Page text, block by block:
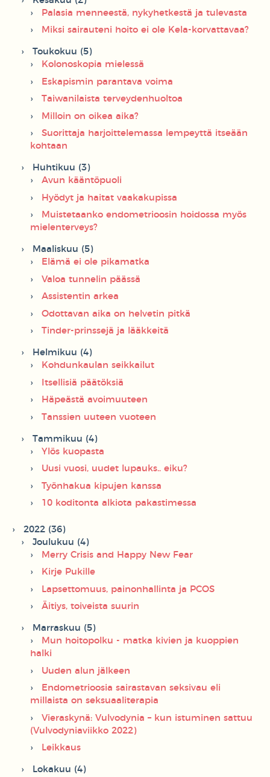
Palasia menneestä, nykyhetkestä ja tulevasta
Miksi sairauteni hoito ei ole Kela-korvattavaa?
Toukokuu (5)
Kolonoskopia mielessä
Eskapismin parantava voima
Taiwanilaista terveydenhuoltoa
Milloin on oikea aika?
Suorittaja harjoittelemassa lempeyttä itseään
kohtaan
Huhtikuu (3)
Avun kääntöpuoli
Hyödyt ja haitat vaakakupissa
Muistetaanko endometrioosin hoidossa myös
mielenterveys?
Maaliskuu (5)
Elämä ei ole pikamatka
Valoa tunnelin päässä
Assistentin arkea
Odottavan aika on helvetin pitkä
Tinder-prinssejä ja lääkkeitä
Helmikuu (4)
Kohdunkaulan seikkailut
Itsellisiä päätöksiä
Häpeästä avoimuuteen
Tanssien uuteen vuoteen
Tammikuu (4)
Ylös kuopasta
Uusi vuosi, uudet lupauks.. eiku?
Työnhakua kipujen kanssa
10 koditonta alkiota pakastimessa
2022 (36)
Joulukuu (4)
Merry Crisis and Happy New Fear
Kirje Pukille
Lapsettomuus, painonhallinta ja PCOS
Äitiys, toiveista suurin
Marraskuu (5)
Mun hoitopolku - matka kivien ja kuoppien
halki
Uuden alun jälkeen
Endometrioosia sairastavan seksivau eli
millaista on seksuaaliterapia
Vieraskynä: Vulvodynia – kun istuminen sattuu
(Vulvodyniaviikko 2022)
Leikkaus
Lokakuu (4)